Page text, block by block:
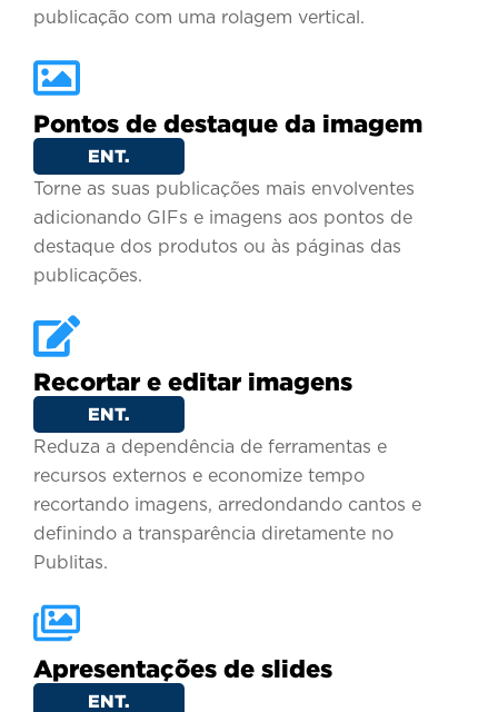
publicação com uma rolagem vertical.
Pontos de destaque da imagem
ENT.
Torne as suas publicações mais envolventes
adicionando GIFs e imagens aos pontos de
destaque dos produtos ou às páginas das
publicações.
Recortar e editar imagens
ENT.
Reduza a dependência de ferramentas e
recursos externos e economize tempo
recortando imagens, arredondando cantos e
definindo a transparência diretamente no
Publitas.
Apresentações de slides
ENT.